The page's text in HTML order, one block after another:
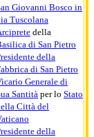
Giovanni Bosco in
Tuscolana
della
di San Pietro
della
di San Pietro
Generale di
Santità per lo Stato
Città del
della